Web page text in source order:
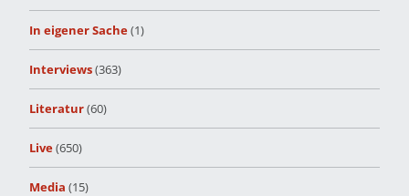
In eigener Sache(1)
Interviews(363)
Literatur(60)
Live(650)
Media (15)